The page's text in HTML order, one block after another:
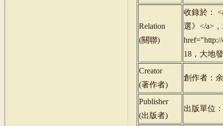
Relation
(關聯)
收錄於：
選》</a>
18，大地
Creator
(著作者)
創作者：
Publisher
(出版者)
出版單位